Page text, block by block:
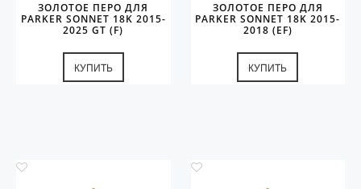
ЗОЛОТОЕ ПЕРО ДЛЯ
PARKER SONNET 18K 2015-
2025 GT (F)
КУПИТЬ
ЗОЛОТОЕ ПЕРО ДЛЯ
PARKER SONNET 18K 2015-
2018 (EF)
КУПИТЬ